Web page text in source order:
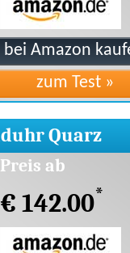
Quarz
Preis ab
€ 142.00*